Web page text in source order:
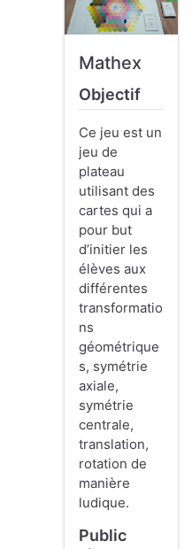
Mathex
Objectif
Ce jeu est un
jeu de
plateau
utilisant des
cartes qui a
pour but
d’initier les
élèves aux
différentes
transformatio
ns
géométrique
s, symétrie
axiale,
symétrie
centrale,
translation,
rotation de
manière
ludique.
Public